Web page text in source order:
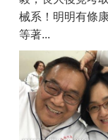
械系！明明有條
等著...